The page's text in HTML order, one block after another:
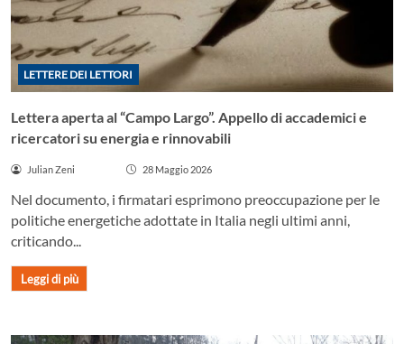
LETTERE DEI LETTORI
Lettera aperta al “Campo Largo”. Appello di accademici e
ricercatori su energia e rinnovabili
Julian Zeni 28 Maggio 2026
Nel documento, i firmatari esprimono preoccupazione per le
politiche energetiche adottate in Italia negli ultimi anni,
criticando...
Leggi di più